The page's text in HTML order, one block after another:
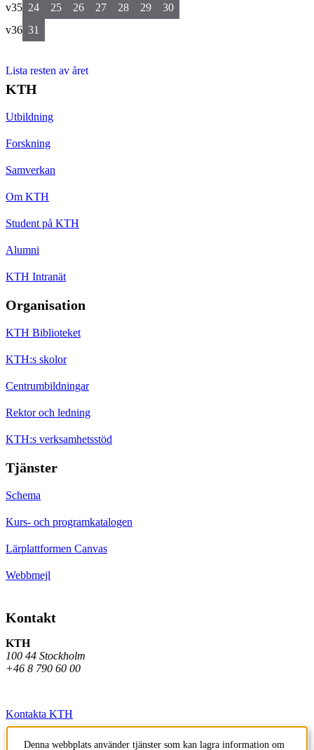
v35 24 25 26 27 28 29
30
v36 31
Lista resten av året
KTH
Utbildning
Forskning
Samverkan
Om KTH
Student på KTH
Alumni
KTH Intranät
Organisation
KTH Biblioteket
KTH:s skolor
Centrumbildningar
Rektor och ledning
KTH:s verksamhetsstöd
Tjänster
Schema
Kurs- och programkatalogen
Lärplattformen Canvas
Webbmejl
Kontakt
KTH
100 44 Stockholm
+46 8 790 60 00
Kontakta KTH
Jobba på KTH
Denna webbplats använder tjänster som kan lagra information om